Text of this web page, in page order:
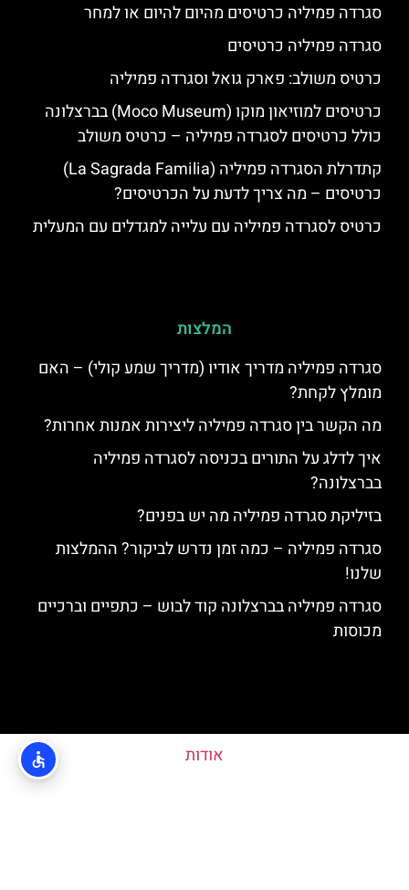
סגרדה פמיליה כרטיסים מהיום להיום או למחר
סגרדה פמיליה כרטיסים
כרטיס משולב: פארק גואל וסגרדה פמיליה
כרטיסים למוזיאון מוקו (Moco Museum) בברצלונה
כולל כרטיסים לסגרדה פמיליה – כרטיס משולב
קתדרלת הסגרדה פמיליה (La Sagrada Familia)
כרטיסים – מה צריך לדעת על הכרטיסים?
כרטיס לסגרדה פמיליה עם עלייה למגדלים עם המעלית
המלצות
סגרדה פמיליה מדריך אודיו (מדריך שמע קולי) – האם
מומלץ לקחת?
מה הקשר בין סגרדה פמיליה ליצירות אמנות אחרות?
איך לדלג על התורים בכניסה לסגרדה פמיליה
בברצלונה?
בזיליקת סגרדה פמיליה מה יש בפנים?
סגרדה פמיליה – כמה זמן נדרש לביקור? ההמלצות
שלנו!
סגרדה פמיליה בברצלונה קוד לבוש – כתפיים וברכיים
מכוסות
אודות